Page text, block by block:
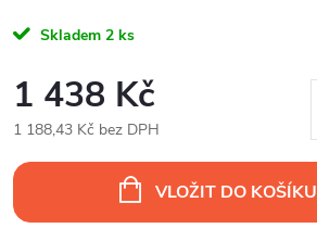
Skladem 2 ks
1 438 Kč
1 188,43 Kč bez DPH
cena:
VLOŽIT DO KOŠÍKU